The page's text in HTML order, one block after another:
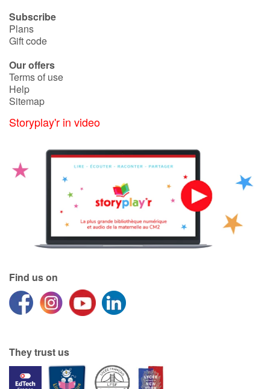
Subscribe
Plans
Gift code
Our offers
Terms of use
Help
Sitemap
Storyplay'r in video
Find us on
They trust us